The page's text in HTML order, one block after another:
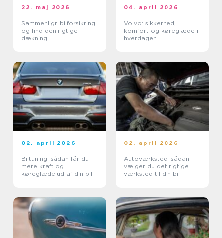
22. maj 2026
Sammenlign bilforsikring
og find den rigtige
dækning
04. april 2026
Volvo: sikkerhed,
komfort og køreglæde i
hverdagen
02. april 2026
Biltuning: sådan får du
mere kraft og
køreglæde ud af din bil
02. april 2026
Autoværksted: sådan
vælger du det rigtige
værksted til din bil